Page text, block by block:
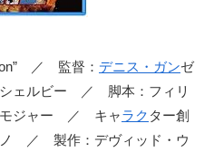
／ 監督： デニス・ガンゼ
ェルビー ／ 脚本：フィリ
モジャー ／ キャラク ター創
ノ ／ 製作：デヴィッド・ウ